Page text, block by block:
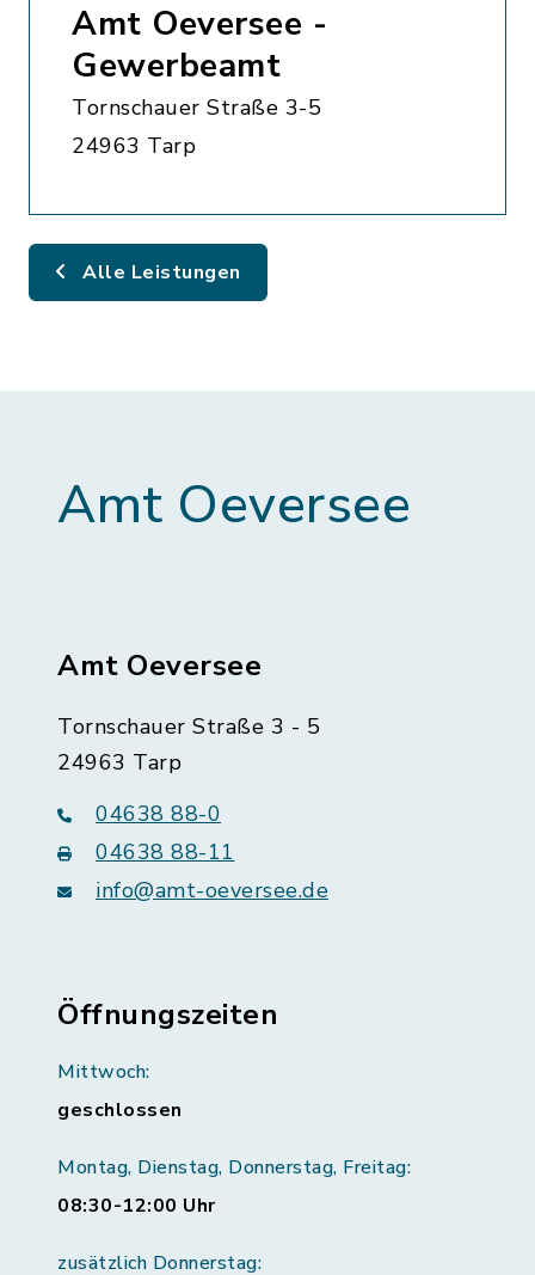
Amt Oeversee -
Gewerbeamt
Tornschauer Straße 3-5
24963 Tarp
Alle Leistungen
Amt Oeversee
Amt Oeversee
Tornschauer Straße 3 - 5
24963 Tarp
04638 88-0
04638 88-11
info@amt-oeversee.de
Öffnungszeiten
Mittwoch:
geschlossen
Montag, Dienstag, Donnerstag, Freitag:
08:30-12:00 Uhr
zusätzlich Donnerstag: